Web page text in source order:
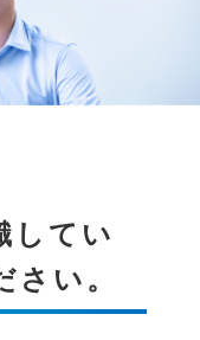
してい
さい。